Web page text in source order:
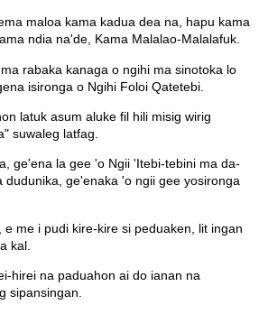
maloa kama kadua dea na, hapu kama
ndia na'de, Kama Malalao-Malalafuk.
rabaka kanaga o ngihi ma sinotoka lo
isironga o Ngihi Foloi Qatetebi.
latuk asum aluke fil hili misig wirig
suwaleg latfag.
ge'ena la gee 'o Ngii 'Itebi-tebini ma da-
dudunika, ge'enaka 'o ngii gee yosironga
e me i pudi kire-kire si peduaken, lit ingan
kal.
hirei na paduahon ai do ianan na
sipansingan.